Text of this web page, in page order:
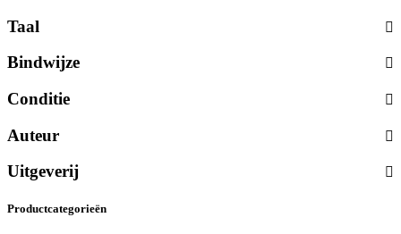
Taal
Bindwijze
Conditie
Auteur
Uitgeverij
Productcategorieën